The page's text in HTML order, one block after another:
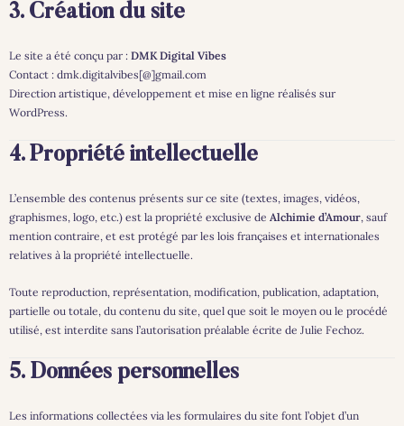
3. Création du site
Le site a été conçu par : DMK Digital Vibes
Contact : dmk.digitalvibes[@]gmail.com
Direction artistique, développement et mise en ligne réalisés sur
WordPress.
4. Propriété intellectuelle
L’ensemble des contenus présents sur ce site (textes, images, vidéos,
graphismes, logo, etc.) est la propriété exclusive de Alchimie d’Amour, sauf
mention contraire, et est protégé par les lois françaises et internationales
relatives à la propriété intellectuelle.
Toute reproduction, représentation, modification, publication, adaptation,
partielle ou totale, du contenu du site, quel que soit le moyen ou le procédé
utilisé, est interdite sans l’autorisation préalable écrite de Julie Fechoz.
5. Données personnelles
Les informations collectées via les formulaires du site font l’objet d’un